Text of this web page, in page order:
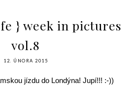
} week in pictures
vol.8
12. ÚNORA 2015
jízdu do Londýna! Jupí!!! :-))